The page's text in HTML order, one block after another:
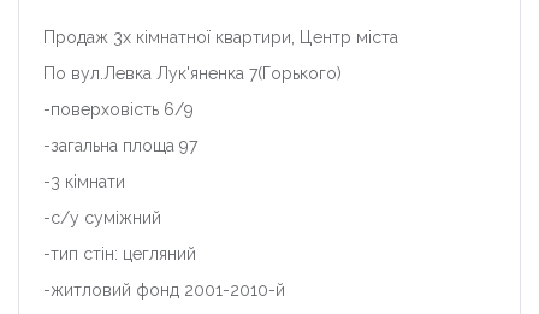
Продаж 3х кімнатної квартири, Центр міста
По вул.Левка Лук'яненка 7(Горького)
-поверховість 6/9
-загальна площа 97
-3 кімнати
-с/у суміжний
-тип стін: цегляний
-житловий фонд 2001-2010-й